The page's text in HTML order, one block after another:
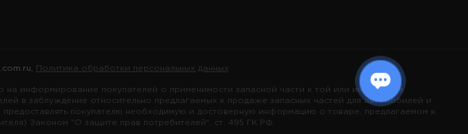
Политика обработки персональных данных
информирование покупателей о применимости запасной части к той или иной марке
в заблуждение относительно предлагаемых к продаже запасных частей для автомобилей и
покупателю необходимую и достоверную информацию о товаре, предлагаемом к
Законом "О защите прав потребителей", ст. 495 ГК РФ.